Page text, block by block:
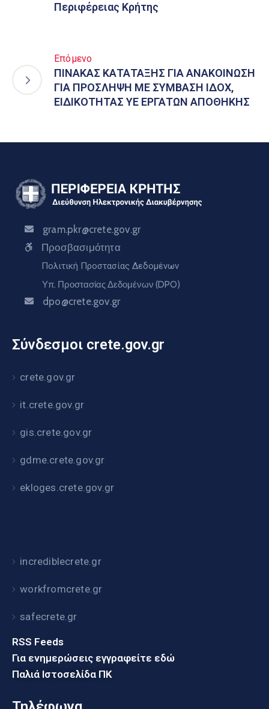
Περιφέρειας Κρήτης
Επόμενο
ΠΙΝΑΚΑΣ ΚΑΤΑΤΑΞΗΣ ΓΙΑ ΑΝΑΚΟΙΝΩΣΗ
ΓΙΑ ΠΡΟΣΛΗΨΗ ΜΕ ΣΥΜΒΑΣΗ ΙΔΟΧ,
ΕΙΔΙΚΟΤΗΤΑΣ ΥΕ ΕΡΓΑΤΩΝ ΑΠΟΘΗΚΗΣ
gram.pkr@crete.gov.gr
Προσβασιμότητα
Πολιτική Προστασίας Δεδομένων
Υπ. Προστασίας Δεδομένων (DPO)
dpo@crete.gov.gr
Σύνδεσμοι crete.gov.gr
crete.gov.gr
it.crete.gov.gr
gis.crete.gov.gr
gdme.crete.gov.gr
ekloges.crete.gov.gr
incrediblecrete.gr
workfromcrete.gr
safecrete.gr
RSS Feeds
Για ενημερώσεις εγγραφείτε εδώ
Παλιά Ιστοσελίδα ΠΚ